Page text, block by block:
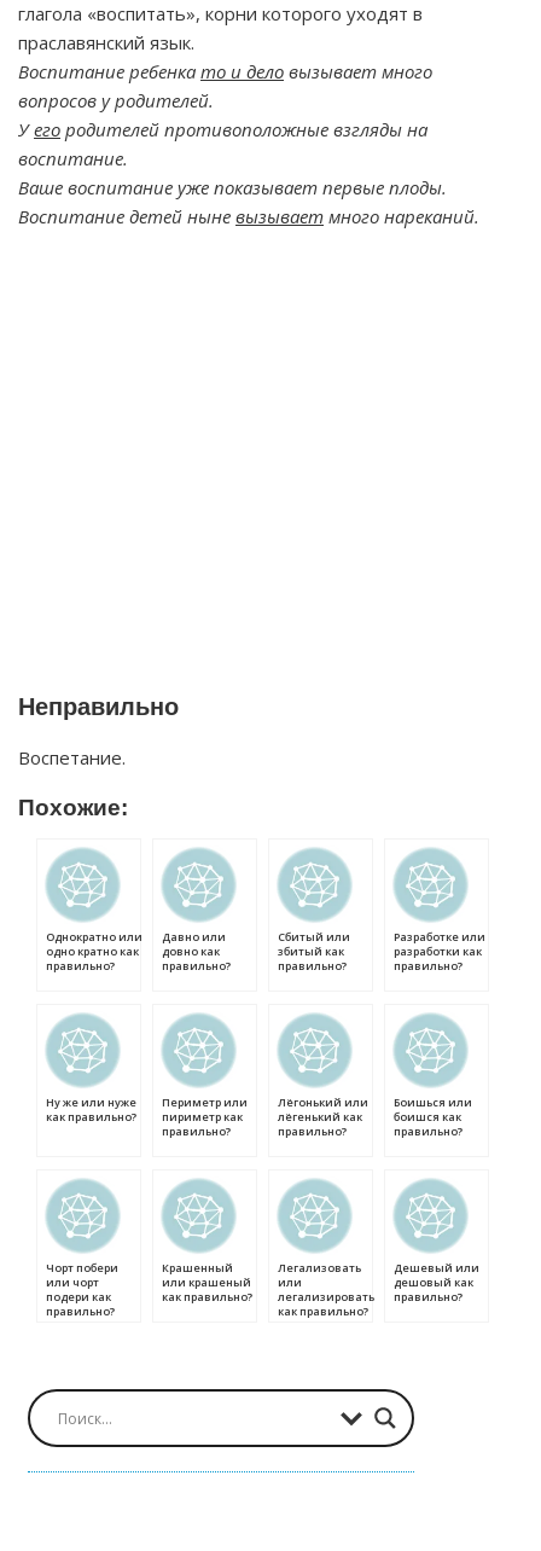
глагола «воспитать», корни которого уходят в
праславянский язык.
Воспитание ребенка то и дело вызывает много
вопросов у родителей.
Уего родителей противоположные взгляды на
воспитание.
Ваше воспитание уже показывает первые плоды.
Воспитание детей ныне вызывает много нареканий.
Неправильно
Воспетание.
Похожие:
Однократно или
одно кратно как
правильно?
Давно или
довно как
правильно?
Сбитый или
збитый как
правильно?
Разработке или
разработки как
правильно?
Ну же или нуже
как правильно?
Периметр или
пириметр как
правильно?
Лёгонький или
лёгенький как
правильно?
Боишься или
боишся как
правильно?
Чорт побери
или чорт
подери как
правильно?
Крашенный
или крашеный
как правильно?
Легализовать
или
легализировать
как правильно?
Дешевый или
дешовый как
правильно?